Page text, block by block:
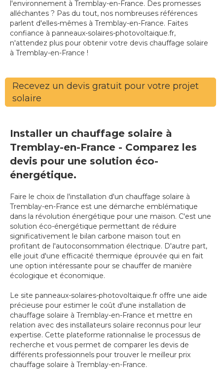
l'environnement à Tremblay-en-France. Des promesses
alléchantes ? Pas du tout, nos nombreuses références
parlent d'elles-mêmes à Tremblay-en-France. Faites
confiance à panneaux-solaires-photovoltaique.fr,
n'attendez plus pour obtenir votre devis chauffage solaire
à Tremblay-en-France !
Recevez un devis gratuit pour votre projet
solaire
Installer un chauffage solaire à
Tremblay-en-France - Comparez les
devis pour une solution éco-
énergétique.
Faire le choix de l'installation d'un chauffage solaire à
Tremblay-en-France est une démarche emblématique
dans la révolution énergétique pour une maison. C'est une
solution éco-énergétique permettant de réduire
significativement le bilan carbone maison tout en
profitant de l'autoconsommation électrique. D'autre part,
elle jouit d'une efficacité thermique éprouvée qui en fait
une option intéressante pour se chauffer de manière
écologique et économique.
Le site panneaux-solaires-photovoltaique.fr offre une aide
précieuse pour estimer le coût d'une installation de
chauffage solaire à Tremblay-en-France et mettre en
relation avec des installateurs solaire reconnus pour leur
expertise. Cette plateforme rationnalise le processus de
recherche et vous permet de comparer les devis de
différents professionnels pour trouver le meilleur prix
chauffage solaire à Tremblay-en-France.